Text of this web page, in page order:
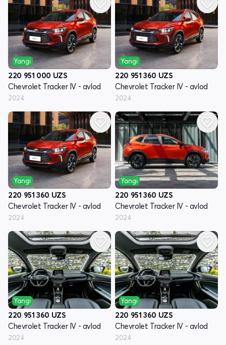
Yangi
220 951 000 UZS
Chevrolet Tracker IV - avlod
2024
Yangi
220 951 360 UZS
Chevrolet Tracker IV - avlod
2024
Yangi
220 951 360 UZS
Chevrolet Tracker IV - avlod
2024
Yangi
220 951 360 UZS
Chevrolet Tracker IV - avlod
2024
Yangi
220 951 360 UZS
Chevrolet Tracker IV - avlod
2024
Yangi
220 951 360 UZS
Chevrolet Tracker IV - avlod
2024